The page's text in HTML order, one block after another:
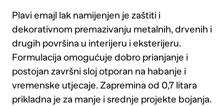
Plavi emajl lak namijenjen je zaštiti i
dekorativnom premazivanju metalnih, drvenih i
drugih površina u interijeru i eksterijeru.
Formulacija omogućuje dobro prianjanje i
postojan završni sloj otporan na habanje i
vremenske utjecaje. Zapremina od 0,7 litara
prikladna je za manje i srednje projekte bojanja.